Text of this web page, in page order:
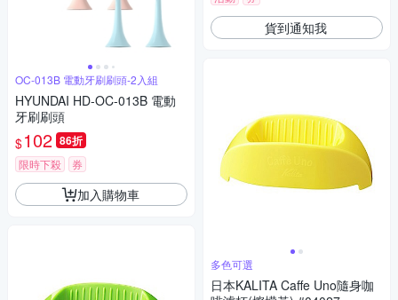
OC-013B 電動牙刷刷頭-2入組
HYUNDAI HD-OC-013B 電動
牙刷刷頭
$102 86折
限時下殺 券
加入購物車
貨到通知我
多色可選
日本KALITA Caffe Uno隨身咖